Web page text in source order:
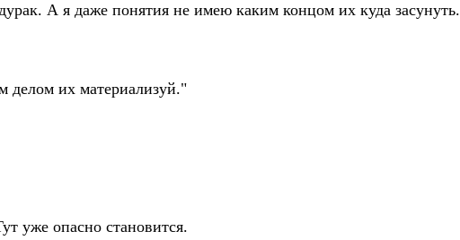
А я даже понятия не имею каким концом их куда засунуть.
делом их материализуй."
уже опасно становится.